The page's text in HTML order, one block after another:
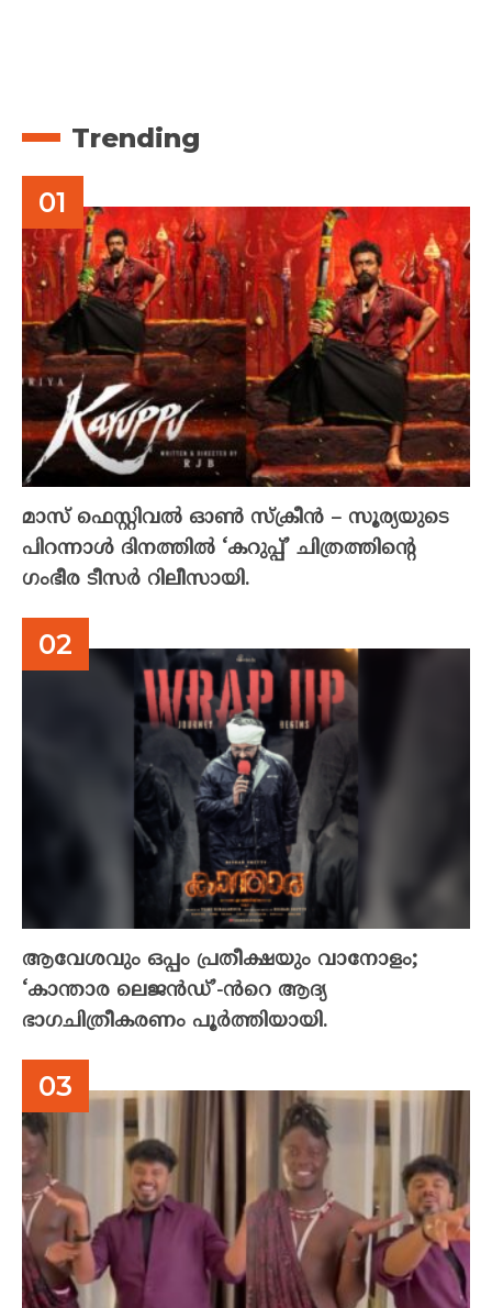
Trending
മാസ് ഫെസ്റ്റിവൽ ഓൺ സ്‌ക്രീൻ – സൂര്യയുടെ
പിറന്നാൾ ദിനത്തിൽ ‘കറുപ്പ്’ ചിത്രത്തിന്റെ
ഗംഭീര ടീസർ റിലീസായി.
ആവേശവും ഒപ്പം പ്രതീക്ഷയും വാനോളം;
‘കാന്താര ലെജൻഡ്’-ൻറെ ആദ്യ
ഭാഗചിത്രീകരണം പൂർത്തിയായി.